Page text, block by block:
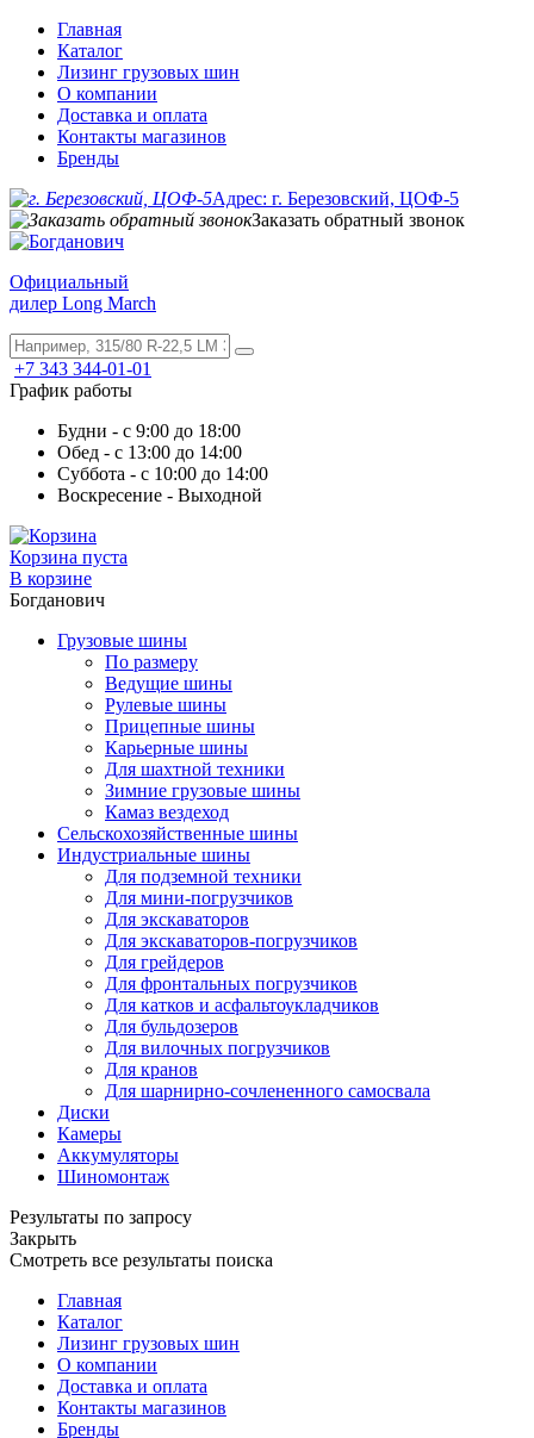
Главная
Каталог
Лизинг грузовых шин
О компании
Доставка и оплата
Контакты магазинов
Бренды
Адрес: г. Березовский, ЦОФ-5
Заказать обратный звонок
Официальный
дилер Long March
+7 343 344-01-01
График работы
Будни - с 9:00 до 18:00
Обед - с 13:00 до 14:00
Суббота - с 10:00 до 14:00
Воскресение - Выходной
Корзина пуста
В корзине
Богданович
Грузовые шины
По размеру
Ведущие шины
Рулевые шины
Прицепные шины
Карьерные шины
Для шахтной техники
Зимние грузовые шины
Камаз вездеход
Сельскохозяйственные шины
Индустриальные шины
Для подземной техники
Для мини-погрузчиков
Для экскаваторов
Для экскаваторов-погрузчиков
Для грейдеров
Для фронтальных погрузчиков
Для катков и асфальтоукладчиков
Для бульдозеров
Для вилочных погрузчиков
Для кранов
Для шарнирно-сочлененного самосвала
Диски
Камеры
Аккумуляторы
Шиномонтаж
Результаты по запросу
Закрыть
Смотреть все результаты поиска
Главная
Каталог
Лизинг грузовых шин
О компании
Доставка и оплата
Контакты магазинов
Бренды